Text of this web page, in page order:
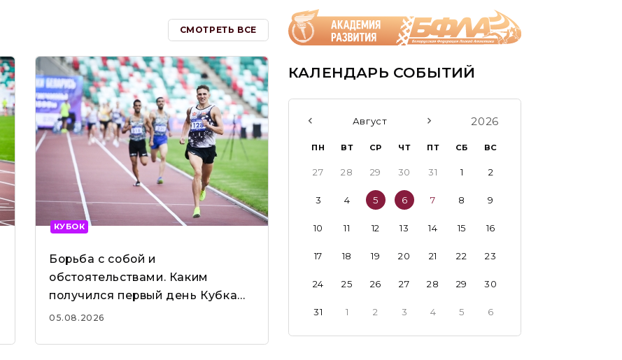
СМОТРЕТЬ ВСЕ
КУБОК
Борьба с собой и
обстоятельствами. Каким
получился первый день Кубка
Беларуси
05.08.2026
КАЛЕНДАРЬ СОБЫТИЙ
Август 2026
ПН ВТ СР ЧТ ПТ СБ ВС
27 28 29 30 31 1 2
3 4 5 6 7 8 9
10 11 12 13 14 15 16
17 18 19 20 21 22 23
24 25 26 27 28 29 30
31 1 2 3 4 5 6